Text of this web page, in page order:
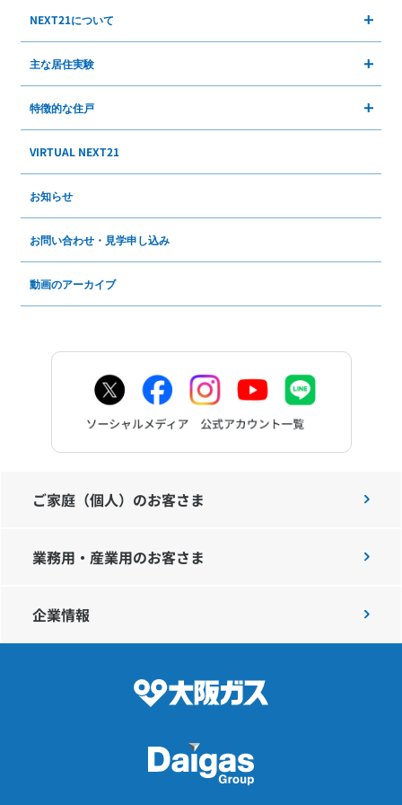
NEXT21について
主な居住実験
特徴的な住戸
VIRTUAL NEXT21
お知らせ
お問い合わせ・見学申し込み
動画のアーカイブ
ご家庭（個人）のお客さま
業務用・産業用のお客さま
企業情報